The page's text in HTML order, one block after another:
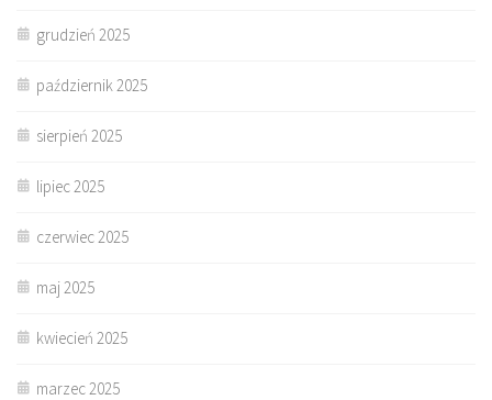
grudzień 2025
październik 2025
sierpień 2025
lipiec 2025
czerwiec 2025
maj 2025
kwiecień 2025
marzec 2025